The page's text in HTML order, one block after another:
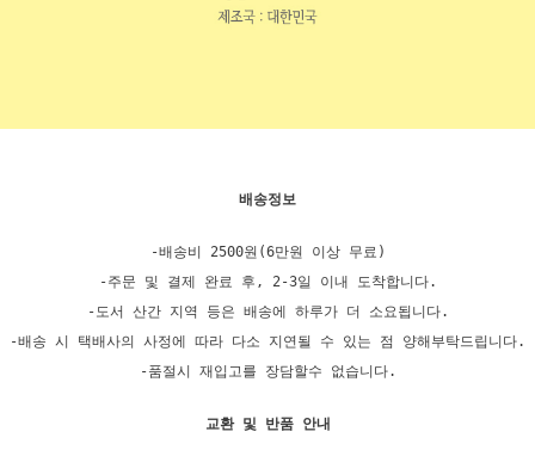
배송정보
-배송비 2500원(6만원 이상 무료)
-주문 및 결제 완료 후, 2-3일 이내 도착합니다.
-도서 산간 지역 등은 배송에 하루가 더 소요됩니다.
-배송 시 택배사의 사정에 따라 다소 지연될 수 있는 점 양해부탁드립니다.
-품절시 재입고를 장담할수 없습니다.
교환 및 반품 안내